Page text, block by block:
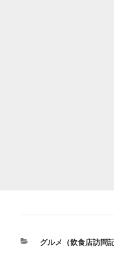
カ
グルメ（飲食店訪問記